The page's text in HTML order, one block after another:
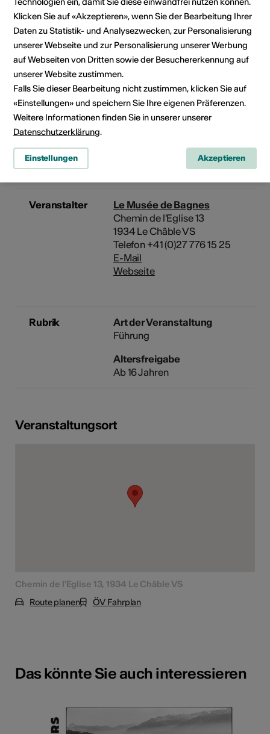
Bauliche
Zugänglichkeit
Angebot für
Menschen mit
kognitiver
rollstuhlgängig
WC nicht
rollstuhlgängig
Details zur baulichen
Veranstalter
Le Musée de Bagnes
Chemin de l'Eglise 13
1934 Le Châble VS
Telefon +41 (0)27 776 15 25
E-Mail
Webseite
Rubrik
Art der Veranstaltung
Führung
Altersfreigabe
Ab 16 Jahren
Veranstaltungsort
Chemin de l'Eglise 13, 1934 Le Châble VS
Route planen
ÖV Fahrplan
Das könnte Sie auch interessieren
Klicken Sie auf «Akzeptieren», wenn Sie der Bearbeitung Ihrer
Daten zu Statistik- und Analysezwecken, zur Personalisierung
unserer Webseite und zur Personalisierung unserer Werbung
auf Webseiten von Dritten sowie der Besuchererkennung auf
unserer Website zustimmen.
Falls Sie dieser Bearbeitung nicht zustimmen, klicken Sie auf
«Einstellungen» und speichern Sie Ihre eigenen Präferenzen.
Weitere Informationen finden Sie in unserer unserer
Datenschutzerklärung.
Einstellungen Akzeptieren